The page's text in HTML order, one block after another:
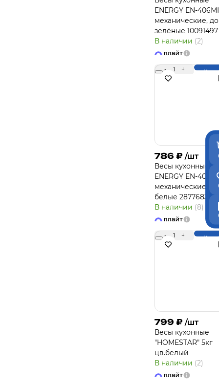
ENERGY EN-
механические, до
зелёные 10091497
В наличии (2)
- 1 +
786 ₽ /шт
Весы кухонные
ENERGY EN-
механические, до
белые 2877683
В наличии (8)
- 1 +
799 ₽ /шт
Весы кухонные
"HOMESTAR" 5кг
цв.белый
В наличии (2)